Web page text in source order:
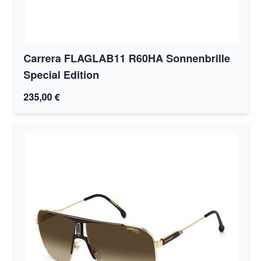
Carrera FLAGLAB11 R60HA Sonnenbrille
Special Edition
235,00 €